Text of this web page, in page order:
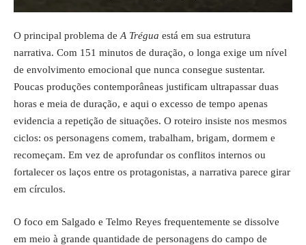
O principal problema de A Trégua está em sua estrutura
narrativa. Com 151 minutos de duração, o longa exige um nível
de envolvimento emocional que nunca consegue sustentar.
Poucas produções contemporâneas justificam ultrapassar duas
horas e meia de duração, e aqui o excesso de tempo apenas
evidencia a repetição de situações. O roteiro insiste nos mesmos
ciclos: os personagens comem, trabalham, brigam, dormem e
recomeçam. Em vez de aprofundar os conflitos internos ou
fortalecer os laços entre os protagonistas, a narrativa parece girar
em círculos.
O foco em Salgado e Telmo Reyes frequentemente se dissolve
em meio à grande quantidade de personagens do campo de